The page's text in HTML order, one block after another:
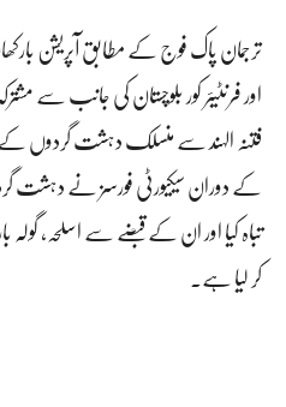
ترجمان پاک فوج کے مطابق آپریشن
اور فرنٹیئر کور بلوچستان کی جانب سے
فتنہ الہند سے منسلک دہشت گردوں کے
کے دوران سیکیورٹی فورسز نے دہشت
تباہ کیا اور ان کے قبضے سے اسلحہ، گولہ
کر لیا ہے۔